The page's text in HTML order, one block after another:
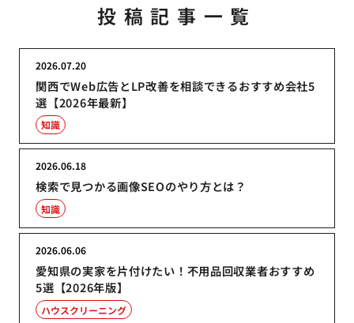
投稿記事一覧
関西でWeb広告とLP改善を相談できるおすすめ会社5
選【2026年最新】
2026.07.20
知識
検索で見つかる画像SEOのやり方とは？
2026.06.18
知識
愛知県の実家を片付けたい！不用品回収業者おすすめ
5選【2026年版】
2026.06.06
ハウスクリーニング